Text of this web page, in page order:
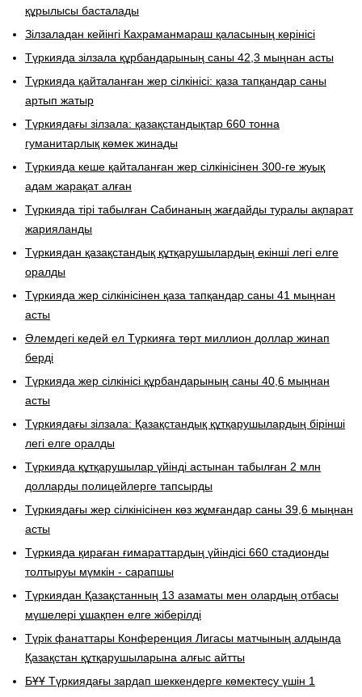
құрылысы басталады
Зілзаладан кейінгі Кахраманмараш қаласының көрінісі
Түркияда зілзала құрбандарының саны 42,3 мыңнан асты
Түркияда қайталанған жер сілкінісі: қаза тапқандар саны
артып жатыр
Түркиядағы зілзала: қазақстандықтар 660 тонна
гуманитарлық көмек жинады
Түркияда кеше қайталанған жер сілкінісінен 300-ге жуық
адам жарақат алған
Түркияда тірі табылған Сабинаның жағдайды туралы ақпарат
жарияланды
Түркиядан қазақстандық құтқарушылардың екінші легі елге
оралды
Түркияда жер сілкінісінен қаза тапқандар саны 41 мыңнан
асты
Әлемдегі кедей ел Түркияға төрт миллион доллар жинап
берді
Түркияда жер сілкінісі құрбандарының саны 40,6 мыңнан
асты
Түркиядағы зілзала: Қазақстандық құтқарушылардың бірінші
легі елге оралды
Түркияда құтқарушылар үйінді астынан табылған 2 млн
долларды полицейлерге тапсырды
Түркиядағы жер сілкінісінен көз жұмғандар саны 39,6 мыңнан
асты
Түркияда қираған ғимараттардың үйіндісі 660 стадионды
толтыруы мүмкін - сарапшы
Түркиядан Қазақстанның 13 азаматы мен олардың отбасы
мүшелері ұшақпен елге жіберілді
Түрік фанаттары Конференция Лигасы матчының алдында
Қазақстан құтқарушыларына алғыс айтты
БҰҰ Түркиядағы зардап шеккендерге көмектесу үшін 1